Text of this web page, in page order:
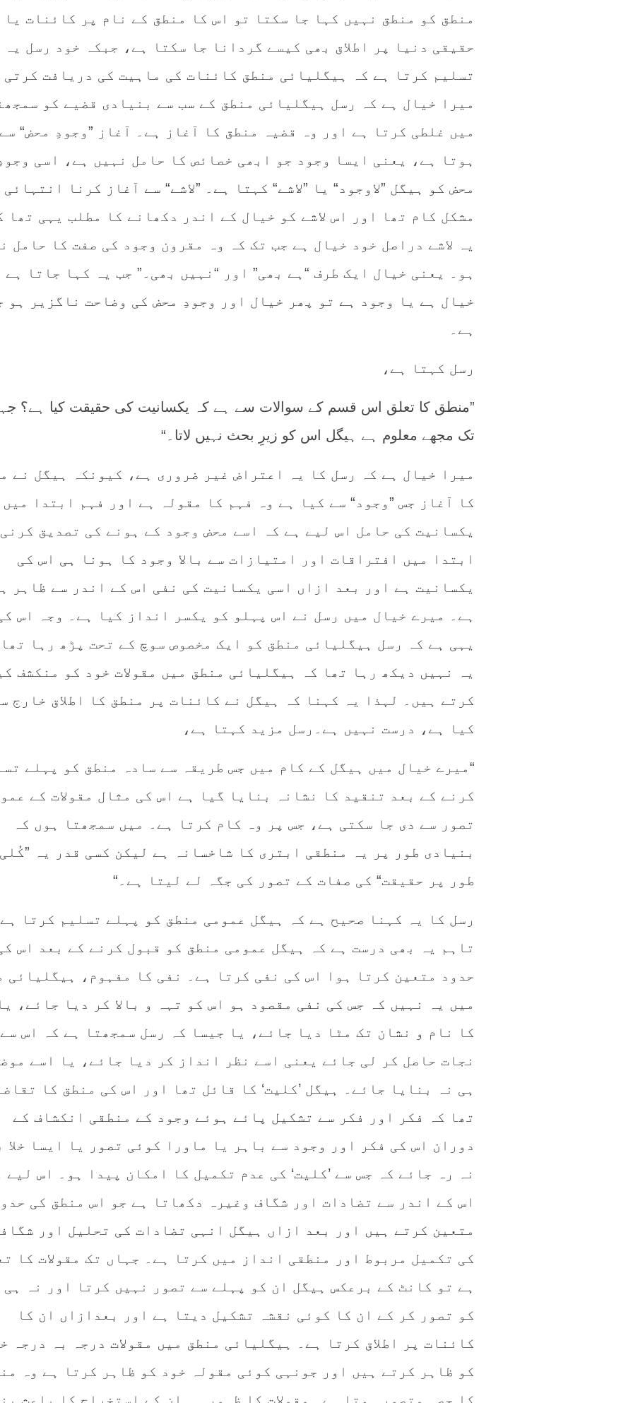
منطق کو منطق نہیں کہا جا سکتا تو اس کا منطق کے نام پر کائنات یا
حقیقی دنیا پر اطلاق بھی کیسے گردانا جا سکتا ہے، جبکہ خود رسل یہ
تسلیم کرتا ہے کہ ہیگلیائی منطق کائنات کی ماہیت کی دریافت کرتی
میرا خیال ہے کہ رسل ہیگلیائی منطق کے سب سے بنیادی قضیے کو
میں غلطی کرتا ہے اور وہ قضیہ منطق کا آغاز ہے۔ آغاز ”وجودِ محض“ سے
ہوتا ہے، یعنی ایسا وجود جو ابھی خصائص کا حامل نہیں ہے، اسی
محض کو ہیگل ”لاوجود“ یا ”لاشے“ کہتا ہے۔ ”لاشے“ سے آغاز کرنا انتہائی
مشکل کام تھا اور اس لاشے کو خیال کے اندر دکھانے کا مطلب یہی تھا
یہ لاشے دراصل خود خیال ہے جب تک کہ وہ مقرون وجود کی صفت کا حامل
ہو۔ یعنی خیال ایک طرف “ہے بھی” اور “نہیں بھی۔” جب یہ کہا جاتا ہے
خیال ہے یا وجود ہے تو پھر خیال اور وجودِ محض کی وضاحت ناگزیر ہو
ہے۔
رسل کہتا ہے،
”منطق کا تعلق اس قسم کے سوالات سے ہے کہ یکسانیت کی حقیقت کیا ہے؟
تک مجھے معلوم ہے ہیگل اس کو زیرِ بحث نہیں لاتا۔“
میرا خیال ہے کہ رسل کا یہ اعتراض غیر ضروری ہے، کیونکہ ہیگل نے
کا آغاز جس ”وجود“ سے کیا ہے وہ فہم کا مقولہ ہے اور فہم ابتدا میں
یکسانیت کی حامل اس لیے ہے کہ اسے محض وجود کے ہونے کی تصدیق کرنی
ابتدا میں افتراقات اور امتیازات سے بالا وجود کا ہونا ہی اس کی
یکسانیت ہے اور بعد ازاں اسی یکسانیت کی نفی اس کے اندر سے ظاہر
ہے۔ میرے خیال میں رسل نے اس پہلو کو یکسر انداز کیا ہے۔ وجہ اس
یہی ہے کہ رسل ہیگلیائی منطق کو ایک مخصوص سوچ کے تحت پڑھ رہا
یہ نہیں دیکھ رہا تھا کہ ہیگلیائی منطق میں مقولات خود کو منکشف
کرتے ہیں۔ لہذا یہ کہنا کہ ہیگل نے کائنات پر منطق کا اطلاق خارج
کیا ہے، درست نہیں ہے۔رسل مزید کہتا ہے،
“میرے خیال میں ہیگل کے کام میں جس طریقہ سے سادہ منطق کو پہلے
کرنے کے بعد تنقید کا نشانہ بنایا گیا ہے اس کی مثال مقولات کے
تصور سے دی جا سکتی ہے، جس پر وہ کام کرتا ہے۔ میں سمجھتا ہوں کہ
بنیادی طور پر یہ منطقی ابتری کا شاخسانہ ہے لیکن کسی قدر یہ ”کُلی
طور پر حقیقت“ کی صفات کے تصور کی جگہ لے لیتا ہے۔“
رسل کا یہ کہنا صحیح ہے کہ ہیگل عمومی منطق کو پہلے تسلیم کرتا
تاہم یہ بھی درست ہے کہ ہیگل عمومی منطق کو قبول کرنے کے بعد اس
حدود متعین کرتا ہوا اس کی نفی کرتا ہے۔ نفی کا مفہوم، ہیگلیائی
میں یہ نہیں کہ جس کی نفی مقصود ہو اس کو تہہ و بالا کر دیا جائے،
کا نام و نشان تک مٹا دیا جائے، یا جیسا کہ رسل سمجھتا ہے کہ اس سے
نجات حاصل کر لی جائے یعنی اسے نظر انداز کر دیا جائے، یا اسے
ہی نہ بنایا جائے۔ ہیگل ’کلیت‘ کا قائل تھا اور اس کی منطق کا
تھا کہ فکر اور فکر سے تشکیل پائے ہوئے وجود کے منطقی انکشاف کے
دوران اس کی فکر اور وجود سے باہر یا ماورا کوئی تصور یا ایسا خلا
نہ رہ جائے کہ جس سے ’کلیت‘ کی عدم تکمیل کا امکان پیدا ہو۔ اس لیے
اس کے اندر سے تضادات اور شگاف وغیرہ دکھاتا ہے جو اس منطق کی
متعین کرتے ہیں اور بعد ازاں ہیگل انہی تضادات کی تحلیل اور
کی تکمیل مربوط اور منطقی انداز میں کرتا ہے۔ جہاں تک مقولات کا
ہے تو کانٹ کے برعکس ہیگل ان کو پہلے سے تصور نہیں کرتا اور نہ ہی
کو تصور کر کے ان کا کوئی نقشہ تشکیل دیتا ہے اور بعدازاں ان کا
کائنات پر اطلاق کرتا ہے۔ ہیگلیائی منطق میں مقولات درجہ بہ درجہ
کو ظاہر کرتے ہیں اور جونہی کوئی مقولہ خود کو ظاہر کرتا ہے وہ
کا حصہ متصور ہوتا ہے۔ مقولات کا ظہور ہی ان کے استخراج کا باعث